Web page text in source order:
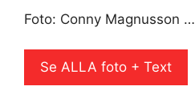
Foto: Conny Magnusson …
Se ALLA foto + Text